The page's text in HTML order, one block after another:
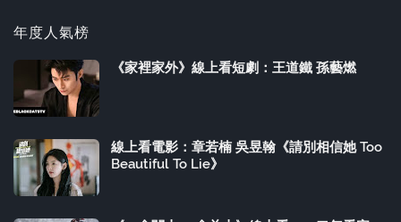
年度人氣榜
《家裡家外》線上看短劇：王道鐵 孫藝燃
線上看電影：章若楠 吳昱翰《請別相信她 Too
Beautiful To Lie》